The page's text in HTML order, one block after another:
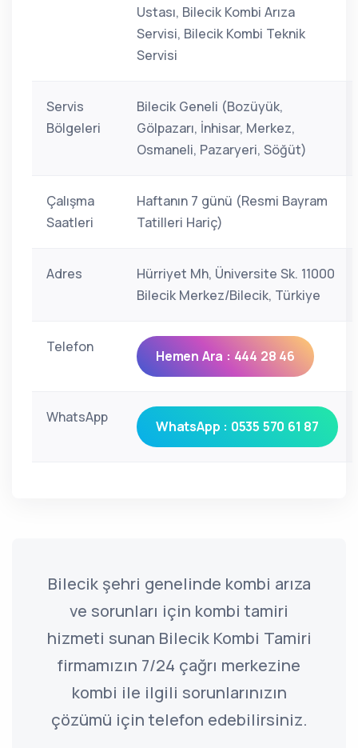
Ustası, Bilecik Kombi Arıza
Servisi, Bilecik Kombi Teknik
Servisi
Servis
Bölgeleri
Bilecik Geneli (Bozüyük,
Gölpazarı, İnhisar, Merkez,
Osmaneli, Pazaryeri, Söğüt)
Çalışma
Saatleri
Haftanın 7 günü (Resmi Bayram
Tatilleri Hariç)
Adres
Hürriyet Mh, Üniversite Sk. 11000
Bilecik Merkez/Bilecik, Türkiye
Telefon
Hemen Ara : 444 28 46
WhatsApp
WhatsApp : 0535 570 61 87
Bilecik şehri genelinde kombi arıza
ve sorunları için kombi tamiri
hizmeti sunan Bilecik Kombi Tamiri
firmamızın 7/24 çağrı merkezine
kombi ile ilgili sorunlarınızın
çözümü için telefon edebilirsiniz.